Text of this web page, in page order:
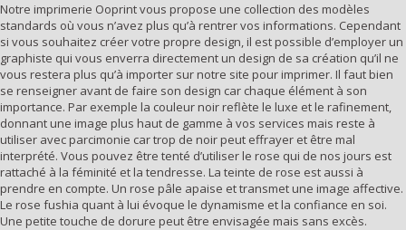
Notre imprimerie Ooprint vous propose une collection des modèles
standards où vous n’avez plus qu’à rentrer vos informations. Cependant
si vous souhaitez créer votre propre design, il est possible d’employer un
graphiste qui vous enverra directement un design de sa création qu’il ne
vous restera plus qu’à importer sur notre site pour imprimer. Il faut bien
se renseigner avant de faire son design car chaque élément à son
importance. Par exemple la couleur noir reflète le luxe et le rafinement,
donnant une image plus haut de gamme à vos services mais reste à
utiliser avec parcimonie car trop de noir peut effrayer et être mal
interprété. Vous pouvez être tenté d’utiliser le rose qui de nos jours est
rattaché à la féminité et la tendresse. La teinte de rose est aussi à
prendre en compte. Un rose pâle apaise et transmet une image affective.
Le rose fushia quant à lui évoque le dynamisme et la confiance en soi.
Une petite touche de dorure peut être envisagée mais sans excès.